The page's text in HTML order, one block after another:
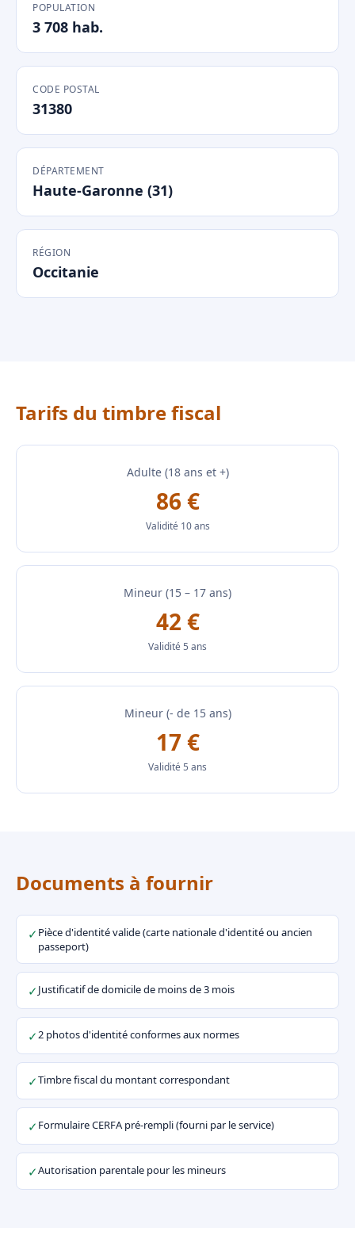
POPULATION
3 708 hab.
CODE POSTAL
31380
DÉPARTEMENT
Haute-Garonne (31)
RÉGION
Occitanie
Tarifs du timbre fiscal
Adulte (18 ans et +)
86 €
Validité 10 ans
Mineur (15 – 17 ans)
42 €
Validité 5 ans
Mineur (- de 15 ans)
17 €
Validité 5 ans
Documents à fournir
✓ Pièce d'identité valide (carte nationale d'identité ou ancien
passeport)
✓Justificatif de domicile de moins de 3 mois
✓2 photos d'identité conformes aux normes
✓Timbre fiscal du montant correspondant
✓ Formulaire CERFA pré-rempli (fourni par le service)
✓Autorisation parentale pour les mineurs